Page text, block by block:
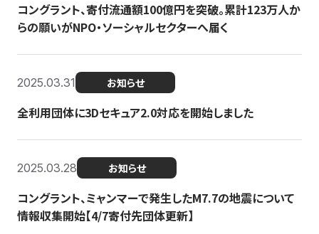
コングラント、寄付流通額100億円を突破。累計123万人か
らの願いがNPO・ソーシャルセクターへ届く
2025.03.31 お知らせ
全利用団体に3Dセキュア2.0対応を開始しました
2025.03.28 お知らせ
コングラント、ミャンマーで発生したM7.7の地震について
情報収集開始【4/7寄付先団体更新】